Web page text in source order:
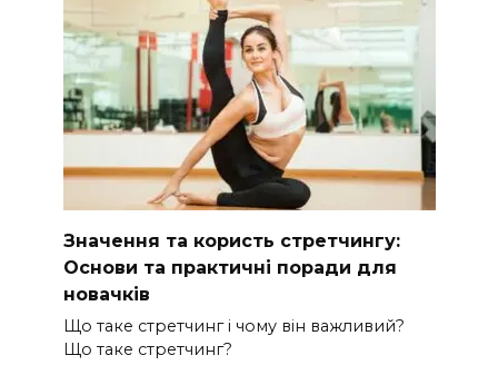
Значення та користь стретчингу:
Основи та практичні поради для
новачків
Що таке стретчинг і чому він важливий?
Що таке стретчинг?